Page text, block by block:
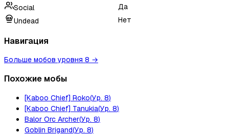
Social
Да
Undead
Нет
Навигация
Больше мобов уровня 8 →
Похожие мобы
[Kaboo Chief] Roko(Ур. 8)
[Kaboo Chief] Tanukia(Ур. 8)
Balor Orc Archer(Ур. 8)
Goblin Brigand(Ур. 8)